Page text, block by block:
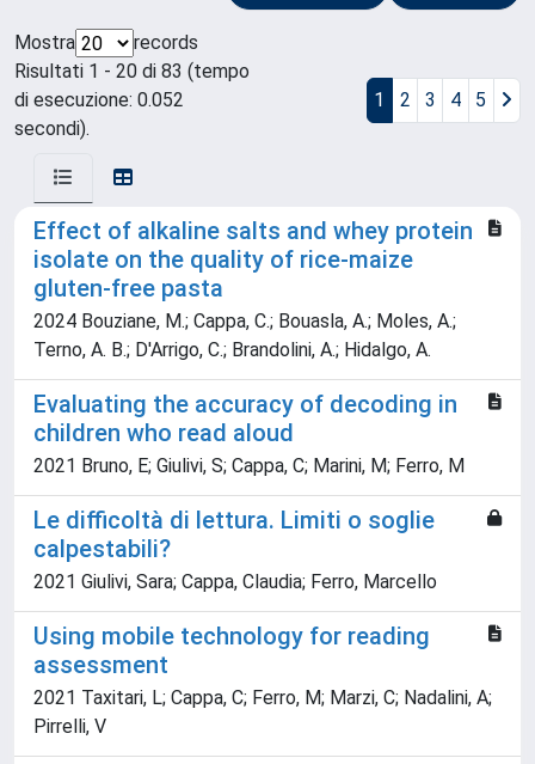
Mostra
records
Risultati 1 - 20 di 83 (tempo
di esecuzione: 0.052
secondi).
1 2 3 4 5
Effect of alkaline salts and whey protein
isolate on the quality of rice-maize
gluten-free pasta
2024 Bouziane, M.; Cappa, C.; Bouasla, A.; Moles, A.;
Terno, A. B.; D'Arrigo, C.; Brandolini, A.; Hidalgo, A.
Evaluating the accuracy of decoding in
children who read aloud
2021 Bruno, E; Giulivi, S; Cappa, C; Marini, M; Ferro, M
Le difficoltà di lettura. Limiti o soglie
calpestabili?
2021 Giulivi, Sara; Cappa, Claudia; Ferro, Marcello
Using mobile technology for reading
assessment
2021 Taxitari, L; Cappa, C; Ferro, M; Marzi, C; Nadalini, A;
Pirrelli, V